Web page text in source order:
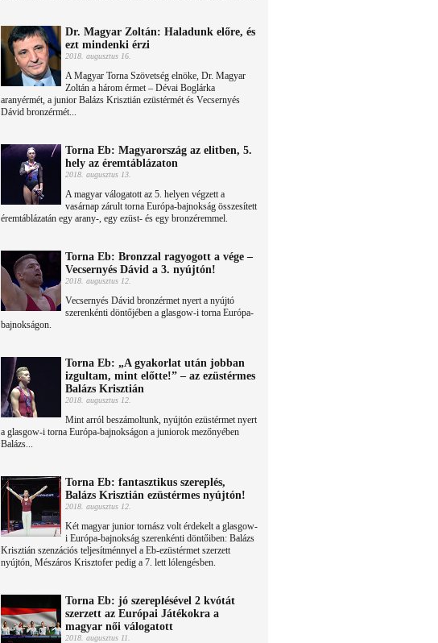
Dr. Magyar Zoltán: Haladunk előre, és
ezt mindenki érzi
2018. augusztus 16.
A Magyar Torna Szövetség elnöke, Dr. Magyar
Zoltán a három érmet – Dévai Boglárka
aranyérmét, a junior Balázs Krisztián ezüstérmét és Vecsernyés
Dávid bronzérmét...
Torna Eb: Magyarország az elitben, 5.
hely az éremtáblázaton
2018. augusztus 13.
A magyar válogatott az 5. helyen végzett a
vasárnap zárult torna Európa-bajnokság összesített
éremtáblázatán egy arany-, egy ezüst- és egy bronzéremmel.
Torna Eb: Bronzzal ragyogott a vége –
Vecsernyés Dávid a 3. nyújtón!
2018. augusztus 12.
Vecsernyés Dávid bronzérmet nyert a nyújtó
szerenkénti döntőjében a glasgow-i torna Európa-
bajnokságon.
Torna Eb: „A gyakorlat után jobban
izgultam, mint előtte!” – az ezüstérmes
Balázs Krisztián
2018. augusztus 12.
Mint arról beszámoltunk, nyújtón ezüstérmet nyert
a glasgow-i torna Európa-bajnokságon a juniorok mezőnyében
Balázs...
Torna Eb: fantasztikus szereplés,
Balázs Krisztián ezüstérmes nyújtón!
2018. augusztus 12.
Két magyar junior tornász volt érdekelt a glasgow-
i Európa-bajnokság szerenkénti döntőiben: Balázs
Krisztián szenzációs teljesítménnyel a Eb-ezüstérmet szerzett
nyújtón, Mészáros Krisztofer pedig a 7. lett lólengésben.
Torna Eb: jó szereplésével 2 kvótát
szerzett az Európai Játékokra a
magyar női válogatott
2018. augusztus 11.